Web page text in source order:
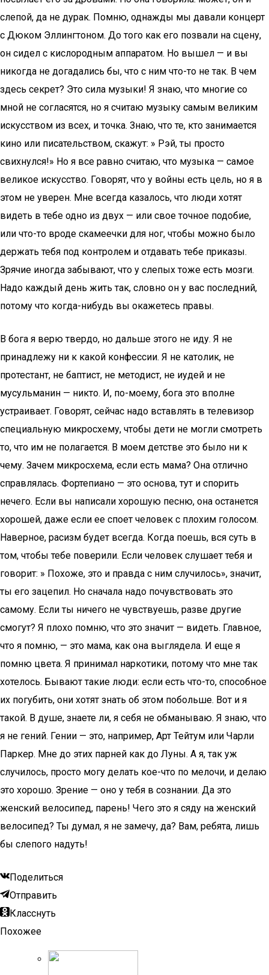
слепой, да не дурак. Помню, однажды мы давали концерт
с Дюком Эллингтоном. До того как его позвали на сцену,
он сидел с кислородным аппаратом. Но вышел — и вы
никогда не догадались бы, что с ним что-то не так. В чем
здесь секрет? Это сила музыки! Я знаю, что многие со
мной не согласятся, но я считаю музыку самым великим
искусством из всех, и точка. Знаю, что те, кто занимается
кино или писательством, скажут: » Рэй, ты просто
свихнулся!» Но я все равно считаю, что музыка — самое
великое искусство. Говорят, что у войны есть цель, но я в
этом не уверен. Мне всегда казалось, что люди хотят
видеть в тебе одно из двух — или свое точное подобие,
или что-то вроде скамеечки для ног, чтобы можно было
держать тебя под контролем и отдавать тебе приказы.
Зрячие иногда забывают, что у слепых тоже есть мозги.
Надо каждый день жить так, словно он у вас последний,
потому что когда-нибудь вы окажетесь правы.
В бога я верю твердо, но дальше этого не иду. Я не
принадлежу ни к какой конфессии. Я не католик, не
протестант, не баптист, не методист, не иудей и не
мусульманин — никто. И, по-моему, бога это вполне
устраивает. Говорят, сейчас надо вставлять в телевизор
специальную микросхему, чтобы дети не могли смотреть
то, что им не полагается. В моем детстве это было ни к
чему. Зачем микросхема, если есть мама? Она отлично
справлялась. Фортепиано — это основа, тут и спорить
нечего. Если вы написали хорошую песню, она останется
хорошей, даже если ее споет человек с плохим голосом.
Наверное, расизм будет всегда. Когда поешь, вся суть в
том, чтобы тебе поверили. Если человек слушает тебя и
говорит: » Похоже, это и правда с ним случилось», значит,
ты его зацепил. Но сначала надо почувствовать это
самому. Если ты ничего не чувствуешь, разве другие
смогут? Я плохо помню, что это значит — видеть. Главное,
что я помню, — это мама, как она выглядела. И еще я
помню цвета. Я принимал наркотики, потому что мне так
хотелось. Бывают такие люди: если есть что-то, способное
их погубить, они хотят знать об этом побольше. Вот и я
такой. В душе, знаете ли, я себя не обманываю. Я знаю, что
я не гений. Гении — это, например, Арт Тейтум или Чарли
Паркер. Мне до этих парней как до Луны. А я, так уж
случилось, просто могу делать кое-что по мелочи, и делаю
это хорошо. Зрение — оно у тебя в сознании. Да это
женский велосипед, парень! Чего это я сяду на женский
велосипед? Ты думал, я не замечу, да? Вам, ребята, лишь
бы слепого надуть!
Поделиться
Отправить
Класснуть
Похожее